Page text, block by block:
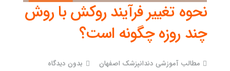
نحوه تغییر فرآیند روکش با روش
چند روزه چگونه است؟
مطالب آموزشی دندانپزشک اصفهان بدون دیدگاه